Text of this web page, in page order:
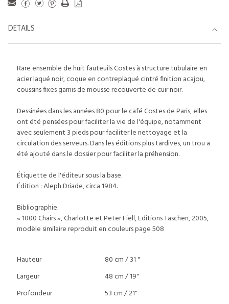
DETAILS
Rare ensemble de huit fauteuils Costes à structure tubulaire en
acier laqué noir, coque en contreplaqué cintré finition acajou,
coussins fixes garnis de mousse recouverte de cuir noir.
Dessinées dans les années 80 pour le café Costes de Paris, elles
ont été pensées pour faciliter la vie de l'équipe, notamment
avec seulement 3 pieds pour faciliter le nettoyage et la
circulation des serveurs. Dans les éditions plus tardives, un trou a
été ajouté dans le dossier pour faciliter la préhension.
Étiquette de l'éditeur sous la base.
Édition : Aleph Driade, circa 1984.
Bibliographie:
« 1000 Chairs », Charlotte et Peter Fiell, Editions Taschen, 2005,
modèle similaire reproduit en couleurs page 508
Hauteur
80 cm / 31 "
Largeur
48 cm / 19"
Profondeur
53 cm / 21"